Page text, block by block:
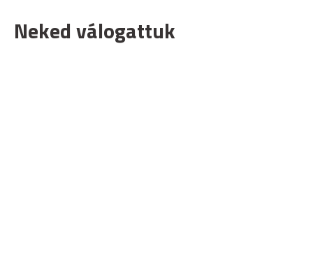
Neked válogattuk